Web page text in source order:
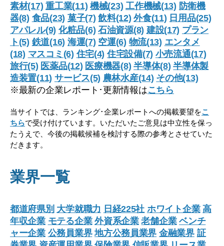
素材(17) 重工業(11) 機械(23) 工作機械(13) 防衛機
器(8) 食品(23) 菓子(7) 飲料(12) 外食(11) 日用品(25)
アパレル(9) 化粧品(6) 石油資源(8) 建設(17) プラン
ト(5) 鉄道(16) 海運(7) 空運(6) 物流(13) エンタメ
(18) マスコミ(6) 住宅(4) 住宅設備(7) 小売流通(17)
旅行(5) 医薬品(12) 医療機器(8) 半導体(8) 半導体製
造装置(11) サービス(5) 農林水産(14) その他(13)
※最新の企業レポート･更新情報はこちら
当サイトでは、ランキング･企業レポートへの掲載要望をこ
ちらで受け付けています。いただいたご意見は中立性を保っ
たうえで、今後の掲載候補を検討する際の参考とさせていた
だきます。
業界一覧
都道府県別 大学就職力 日経225社 ホワイト企業 高
年収企業 モテる企業 外資系企業 老舗企業 ベンチ
ャー企業 公務員業界 地方公務員業界 金融業界 証